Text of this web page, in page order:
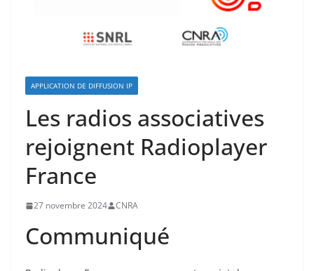
APPLICATION DE DIFFUSION IP
Les radios associatives
rejoignent Radioplayer
France
27 novembre 2024 CNRA
Communiqué